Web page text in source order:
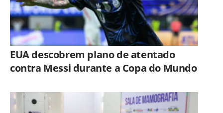
EUA descobrem plano de atentado
contra Messi durante a Copa do Mundo